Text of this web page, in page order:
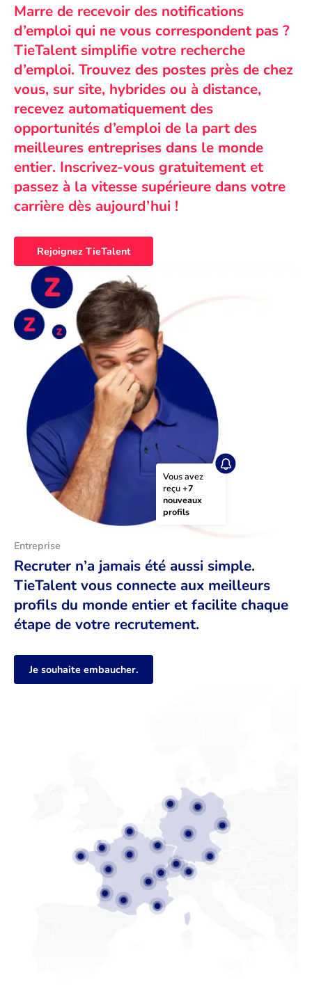
Marre de recevoir des notifications
d’emploi qui ne vous correspondent pas ?
TieTalent simplifie votre recherche
d’emploi. Trouvez des postes près de chez
vous, sur site, hybrides ou à distance,
recevez automatiquement des
opportunités d’emploi de la part des
meilleures entreprises dans le monde
entier. Inscrivez-vous gratuitement et
passez à la vitesse supérieure dans votre
carrière dès aujourd’hui !
Rejoignez TieTalent
Vous avez
reçu +7
nouveaux
profils
Entreprise
Recruter n’a jamais été aussi simple.
TieTalent vous connecte aux meilleurs
profils du monde entier et facilite chaque
étape de votre recrutement.
Je souhaite embaucher.